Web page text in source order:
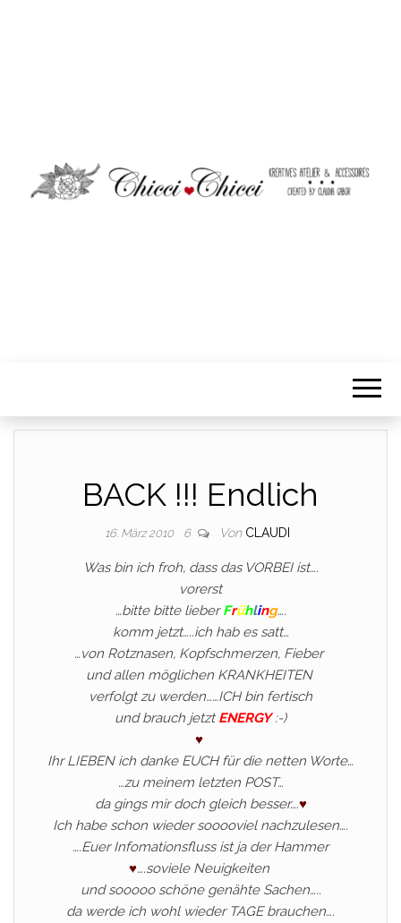
BACK !!! Endlich
16. März 2010 6 Von CLAUDI
Was bin ich froh, dass das VORBEI ist….
vorerst
…bitte bitte lieberFrühling….
komm jetzt…..ich hab es satt…
…von Rotznasen, Kopfschmerzen, Fieber
und allen möglichen KRANKHEITEN
verfolgt zu werden……ICH bin fertisch
und brauch jetztENERGY:-)
♥
Ihr LIEBEN ich danke EUCH für die netten Worte…
…zu meinem letzten POST…
da gings mir doch gleich besser….♥
Ich habe schon wieder sooooviel nachzulesen….
….Euer Infomationsfluss ist ja der Hammer
♥….soviele Neuigkeiten
und sooooo schöne genähte Sachen…..
da werde ich wohl wieder TAGE brauchen….